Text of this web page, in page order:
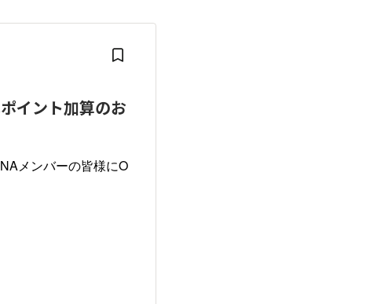
イント加算のお
メンバーの皆様にO